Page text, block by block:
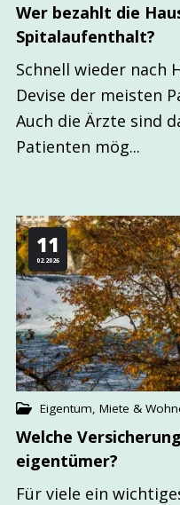
Wer bezahlt die
Spital­aufenthalt?
Schnell wieder nach
Devise der meisten
Auch die Ärzte sind
Patienten mög...
11
02.2026
Eigentum, Miete &
Welche
eigentümer?
Für viele ein